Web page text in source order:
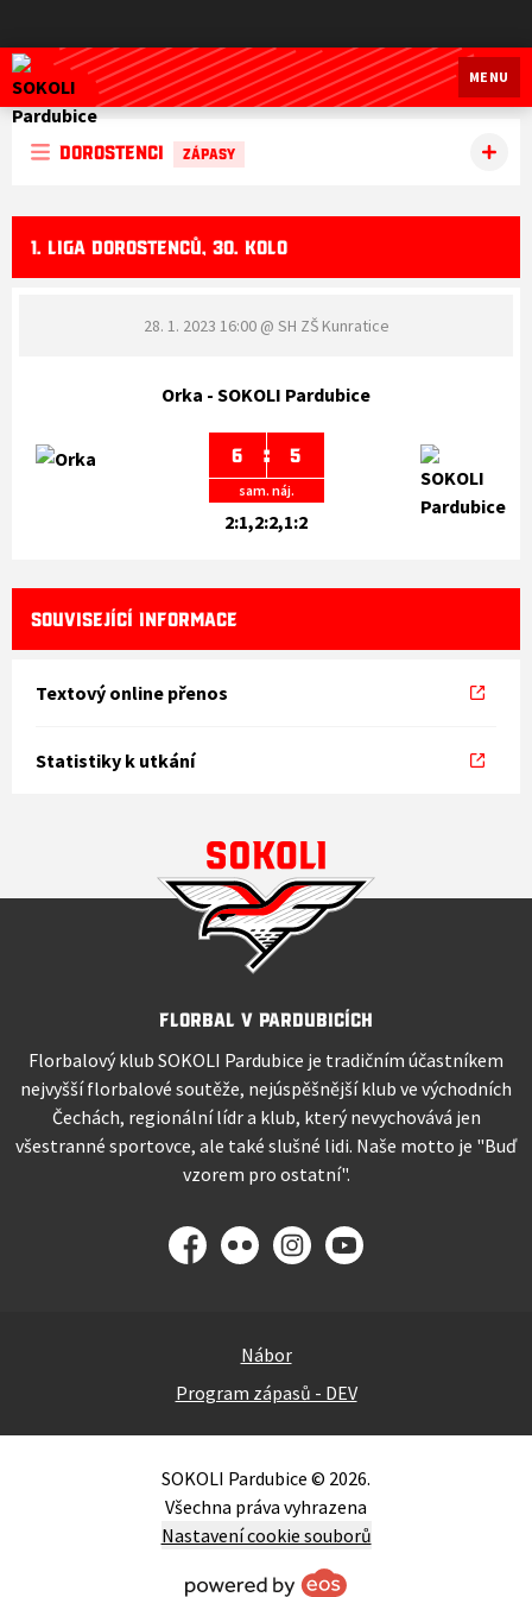
SOKOLI Pardubice
MENU
Dorostenci ZÁPASY
1. LIGA DOROSTENCŮ, 30. KOLO
28. 1. 2023 16:00@ SH ZŠ Kunratice
Orka - SOKOLI Pardubice
6 : 5
sam. náj.
2:1,2:2,1:2
SOUVISEJÍCÍ INFORMACE
Textový online přenos
Statistiky k utkání
Florbal v Pardubicích
Florbalový klub SOKOLI Pardubice je tradičním účastníkem
nejvyšší florbalové soutěže, nejúspěšnější klub ve východních
Čechách, regionální lídr a klub, který nevychovává jen
všestranné sportovce, ale také slušné lidi. Naše motto je "Buď
vzorem pro ostatní".
Facebook
Flickr Instagram
YouTube
Nábor
Program zápasů - DEV
SOKOLI Pardubice © 2026.
Všechna práva vyhrazena
Nastavení cookie souborů